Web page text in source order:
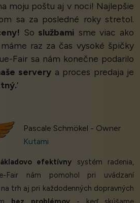
moju poštu aj v noci! Najlepšie
sa za posledné roky stretol.
So službami sme viac ako
raz za čas vysoké špičky
Fair sa nám konečne podarilo
servery a proces predaja je
’
Pascale Schmökel - Owner
Kutami
efektívny systém radenia,
Fair nám pomohol pri uvádzaní
trh aj pri každodenných dopravných